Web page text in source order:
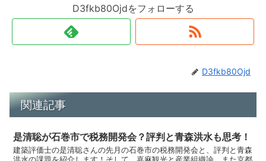
D3fkb80Ojdをフォローする
D3fkb80Ojd
関連記事
是清聡が石巻市で税務開発会？評判と青森洪水も思考！
建築評価士の是清聡さんの先月の石巻市の税務開発会と、評判と青森